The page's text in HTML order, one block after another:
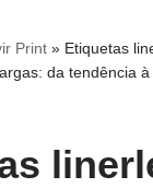
Print » Etiquetas
da tendência